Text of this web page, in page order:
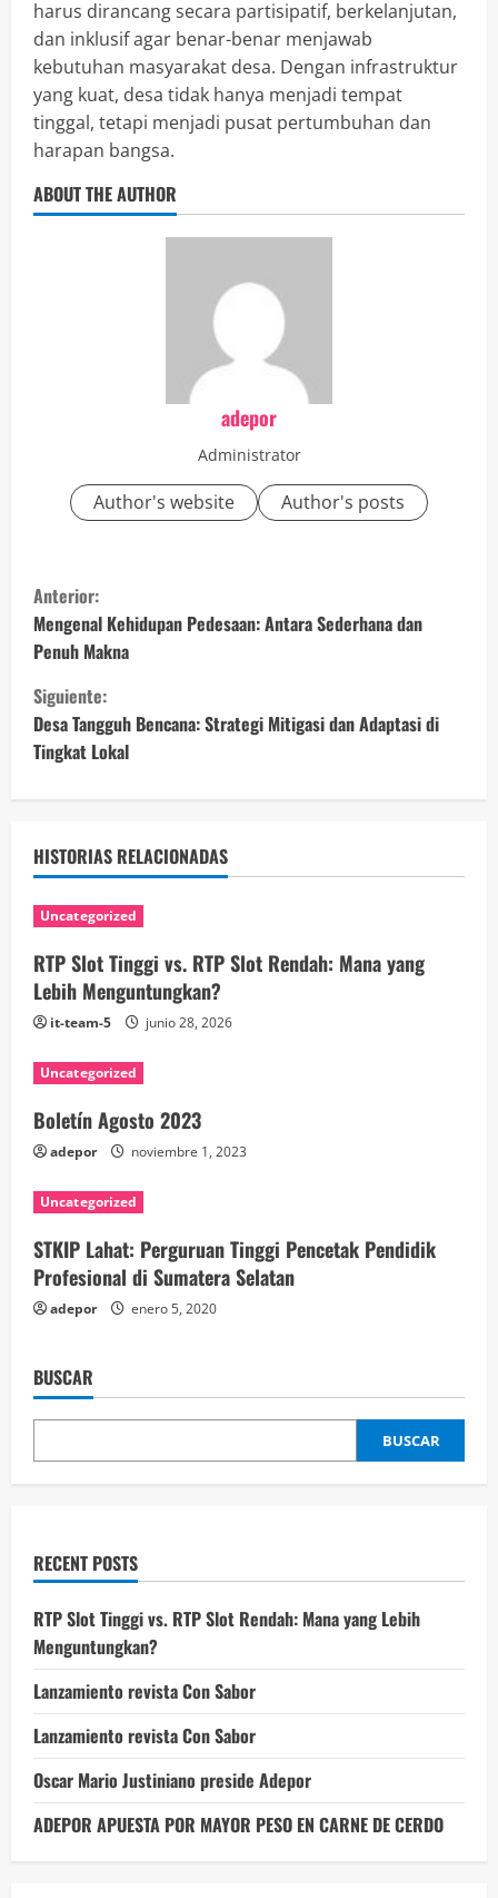
harus dirancang secara partisipatif, berkelanjutan,
dan inklusif agar benar-benar menjawab
kebutuhan masyarakat desa. Dengan infrastruktur
yang kuat, desa tidak hanya menjadi tempat
tinggal, tetapi menjadi pusat pertumbuhan dan
harapan bangsa.
ABOUT THE AUTHOR
adepor
Administrator
Author's website Author's posts
S
i
g
u
e
e
y
e
n
d
o
Anterior:
Mengenal Kehidupan Pedesaan: Antara Sederhana dan
Penuh Makna
Siguiente:
Desa Tangguh Bencana: Strategi Mitigasi dan Adaptasi di
Tingkat Lokal
HISTORIAS RELACIONADAS
Uncategorized
RTP Slot Tinggi vs. RTP Slot Rendah: Mana yang
Lebih Menguntungkan?
it-team-5 junio 28, 2026
Uncategorized
Boletín Agosto 2023
adepor noviembre 1, 2023
Uncategorized
STKIP Lahat: Perguruan Tinggi Pencetak Pendidik
Profesional di Sumatera Selatan
adepor enero 5, 2020
BUSCAR
BUSCAR
RECENT POSTS
RTP Slot Tinggi vs. RTP Slot Rendah: Mana yang Lebih
Menguntungkan?
Lanzamiento revista Con Sabor
Lanzamiento revista Con Sabor
Oscar Mario Justiniano preside Adepor
ADEPOR APUESTA POR MAYOR PESO EN CARNE DE CERDO